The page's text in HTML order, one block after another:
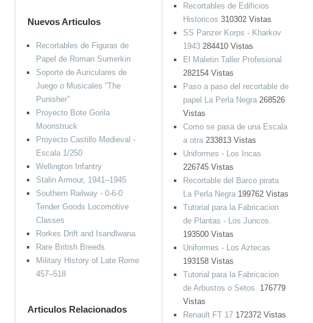
Recortables de Edificios
Historicos 310302 Vistas
SS Panzer Korps - Kharkov
1943284410 Vistas
El Maletin Taller Profesional
282154 Vistas
Paso a paso del recortable de
papel La Perla Negra268526
Vistas
Como se pasa de una Escala
a otra233813 Vistas
Uniformes - Los Incas
226745 Vistas
Recortable del Barco pirata
La Perla Negra199762 Vistas
Tutorial para la Fabricacion
de Plantas - Los Juncos.
193500 Vistas
Uniformes - Los Aztecas
193158 Vistas
Tutorial para la Fabricacion
de Arbustos o Setos. 176779
Vistas
Renault FT 17172372 Vistas
Nuevos Articulos
Recortables de Figuras de
Papel de Roman Sumerkin
Soporte de Auriculares de
Juego o Musicales “The
Punisher”
Proyecto Bote Gorila
Moonstruck
Proyecto Castillo Medieval -
Escala 1/250
Wellington Infantry
Stalin Armour, 1941–1945
Southern Railway - 0-6-0
Tender Goods Locomotive
Classes
Rorkes Drift and Isandlwana
Rare British Breeds
Military History of Late Rome
457–518
Articulos Relacionados